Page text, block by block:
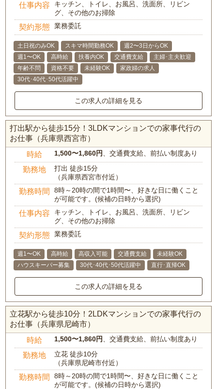
仕事内容
キッチン、トイレ、お風呂、洗面所、リビン
グ、その他のお掃除
契約形態 業務委託
土日祝のみOK スキマ時間勤務OK
週2〜3日からOK
週1〜OK
高時給 扶養内OK 交通費支給
主婦･主夫歓迎
年齢不問
資格不要 未経験OK
家政婦の求人
30代･40代･50代活躍中
この求人の詳細を見る
打出駅から徒歩15分！3LDKマンションでの家事代行の
お仕事（兵庫県西宮市）
時給 1,500〜1,860円 、交通費支給、前払い制度あり
勤務地
打出 徒歩15分
（兵庫県西宮市付近）
勤務時間
8時～20時の間で1時間〜、好きな日に働くこと
が可能です。(候補の日時から選択)
仕事内容
キッチン、トイレ、お風呂、洗面所、リビン
グ、その他のお掃除
契約形態 業務委託
週1〜OK 高時給 高収入可能 交通費支給
未経験OK
ハウスキーパー募集
30代･40代･50代活躍中 直行･直帰OK
この求人の詳細を見る
立花駅から徒歩10分！2LDKマンションでの家事代行の
お仕事（兵庫県尼崎市）
時給 1,500〜1,860円 、交通費支給、前払い制度あり
勤務地
立花 徒歩10分
（兵庫県尼崎市付近）
勤務時間
8時～20時の間で1時間〜、好きな日に働くこと
が可能です。(候補の日時から選択)